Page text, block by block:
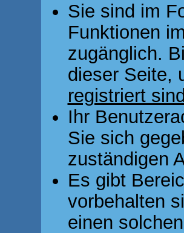
Sie sind im
Funktionen
zugänglich.
dieser Seite,
registriert
Ihr
Sie sich
zuständigen
Es gibt
vorbehalten
einen